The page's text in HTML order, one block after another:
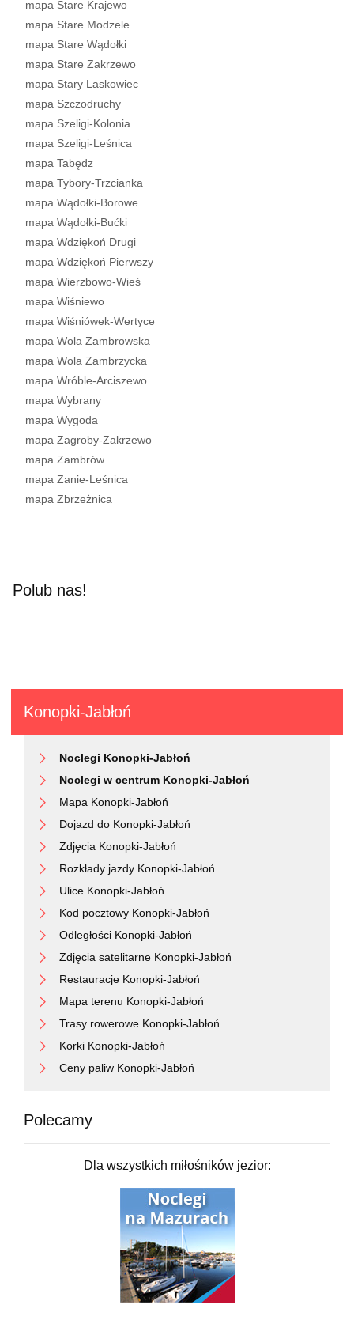
mapa Stare Krajewo
mapa Stare Modzele
mapa Stare Wądołki
mapa Stare Zakrzewo
mapa Stary Laskowiec
mapa Szczodruchy
mapa Szeligi-Kolonia
mapa Szeligi-Leśnica
mapa Tabędz
mapa Tybory-Trzcianka
mapa Wądołki-Borowe
mapa Wądołki-Bućki
mapa Wdziękoń Drugi
mapa Wdziękoń Pierwszy
mapa Wierzbowo-Wieś
mapa Wiśniewo
mapa Wiśniówek-Wertyce
mapa Wola Zambrowska
mapa Wola Zambrzycka
mapa Wróble-Arciszewo
mapa Wybrany
mapa Wygoda
mapa Zagroby-Zakrzewo
mapa Zambrów
mapa Zanie-Leśnica
mapa Zbrzeżnica
Polub nas!
Konopki-Jabłoń
Noclegi Konopki-Jabłoń
Noclegi w centrum Konopki-Jabłoń
Mapa Konopki-Jabłoń
Dojazd do Konopki-Jabłoń
Zdjęcia Konopki-Jabłoń
Rozkłady jazdy Konopki-Jabłoń
Ulice Konopki-Jabłoń
Kod pocztowy Konopki-Jabłoń
Odległości Konopki-Jabłoń
Zdjęcia satelitarne Konopki-Jabłoń
Restauracje Konopki-Jabłoń
Mapa terenu Konopki-Jabłoń
Trasy rowerowe Konopki-Jabłoń
Korki Konopki-Jabłoń
Ceny paliw Konopki-Jabłoń
Polecamy
Dla wszystkich miłośników jezior: